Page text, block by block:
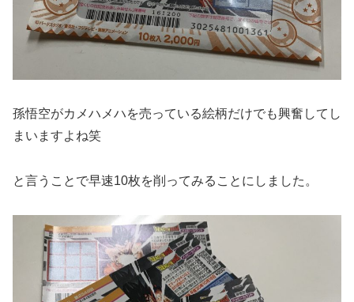
孫悟空がカメハメハを売っている絵柄だけでも興奮してし
まいますよね笑
と言うことで早速10枚を削ってみることにしました。